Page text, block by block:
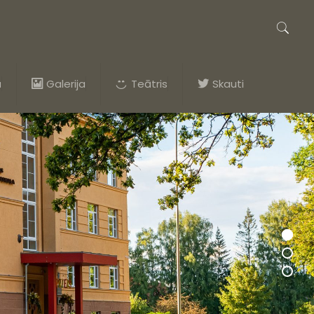
Galerija Teātris Skauti